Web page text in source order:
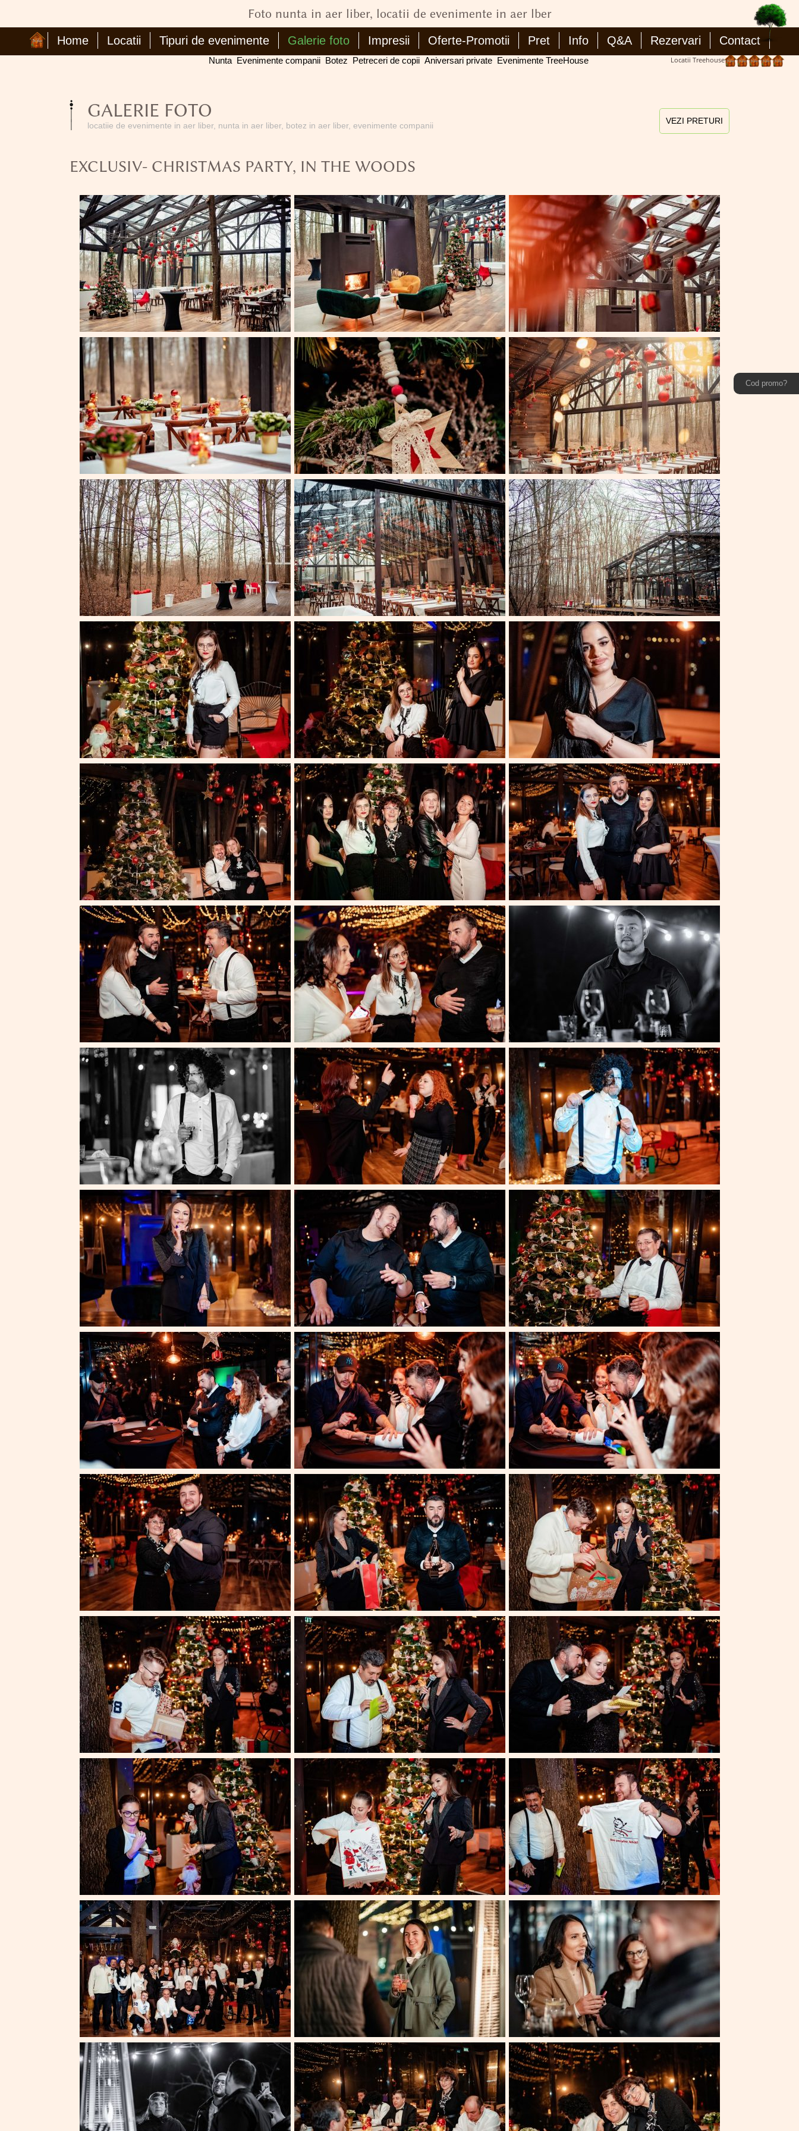
Foto nunta in aer liber, locatii de evenimente in aer lber
Home Locatii Tipuri de evenimente Galerie foto Impresii Oferte-Promotii Pret Info Q&A Rezervari Contact
Cod promo?
Nunta Evenimente companii Botez Petreceri de copii Aniversari private Evenimente TreeHouse Locatii Treehouse
GALERIE FOTO
locatiie de evenimente in aer liber, nunta in aer liber, botez in aer liber, evenimente companii VEZI PRETURI
EXCLUSIV- CHRISTMAS PARTY, IN THE WOODS